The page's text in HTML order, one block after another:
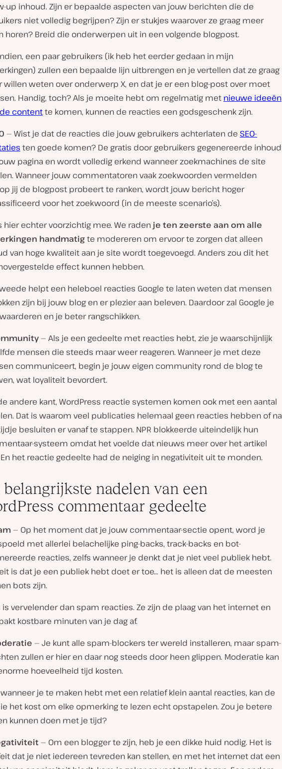
up inhoud. Zijn er bepaalde aspecten van jouw berichten die de
niet volledig begrijpen? Zijn er stukjes waarover ze graag meer
horen? Breid die onderwerpen uit in een volgende blogpost.
een paar gebruikers (ik heb het eerder gedaan in mijn
zullen een bepaalde lijn uitbrengen en je vertellen dat ze graag
willen weten over onderwerp X, en dat je er een blog-post over moet
Handig, toch? Als je moeite hebt om regelmatig met nieuwe ideeën
contentte komen, kunnen de reacties een godsgeschenk zijn.
— Wist je dat de reacties die jouw gebruikers achterlaten de SEO-
ten goede komen? De gratis door gebruikers gegenereerde inhoud
pagina en wordt volledig erkend wanneer zoekmachines de site
Wanneer jouw commentatoren vaak zoekwoorden vermelden
jij de blogpost probeert te ranken, wordt jouw bericht hoger
voor het zoekwoord (in de meeste scenario’s).
hier echter voorzichtig mee. We raden je ten zeerste aan om alle
handmatigte modereren om ervoor te zorgen dat alleen
van hoge kwaliteit aan je site wordt toegevoegd. Anders zou dit het
effect kunnen hebben.
helpt een heleboel reacties Google te laten weten dat mensen
zijn bij jouw blog en er plezier aan beleven. Daardoor zal Google je
en je beter rangschikken.
— Als je een gedeelte met reacties hebt, zie je waarschijnlijk
mensen die steeds maar weer reageren. Wanneer je met deze
communiceert, begin je jouw eigen community rond de blog te
wat loyaliteit bevordert.
andere kant, WordPress reactie systemen komen ook met een aantal
Dat is waarom veel publicaties helemaal geen reacties hebben of na
besluiten er vanaf te stappen. NPR blokkeerde uiteindelijk hun
systeem omdat het voelde dat nieuws meer over het artikel
En het reactie gedeelte had de neiging in negativiteit uit te monden.
belangrijkste nadelen van een
commentaar gedeelte
— Op het moment dat je jouw commentaar-sectie opent, word je
met allerlei belachelijke ping-backs, track-backs en bot-
reacties, zelfs wanneer je denkt dat je niet veel publiek hebt.
is dat je een publiek hebt doet er toe… het is alleen dat de meesten
bots zijn.
is vervelender dan spam reacties. Ze zijn de plaag van het internet en
kostbare minuten van je dag af.
— Je kunt alle spam-blockers ter wereld installeren, maar spam-
zullen er hier en daar nog steeds door heen glippen. Moderatie kan
hoeveelheid tijd kosten.
je te maken hebt met een relatief klein aantal reacties, kan de
het kost om elke opmerking te lezen echt opstapelen. Zou je betere
kunnen doen met je tijd?
— Om een blogger te zijn, heb je een dikke huid nodig. Het is
dat je niet iedereen tevreden kan stellen, en met het internet dat een